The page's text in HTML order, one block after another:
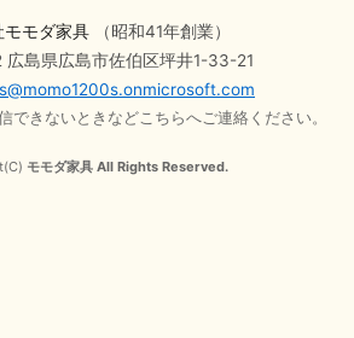
モダ家具（昭和41年創業）
広島県広島市佐伯区坪井1-33-21
できないときなどこちらへご連絡ください。
モモダ家具 All Rights Reserved.